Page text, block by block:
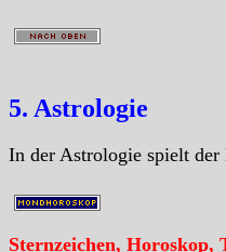
5. Astrologie
In der Astrologie spielt
Sternzeichen, Horoskop,